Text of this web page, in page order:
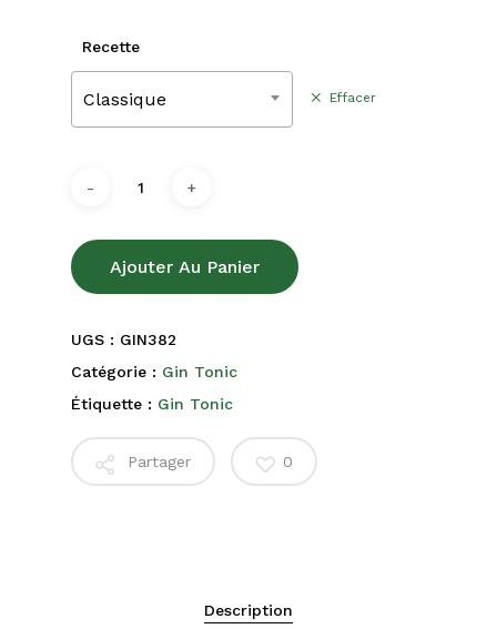
Recette
Classique Effacer
Ajouter Au Panier
UGS : GIN382
Catégorie : Gin Tonic
Étiquette : Gin Tonic
Partager 0
Description